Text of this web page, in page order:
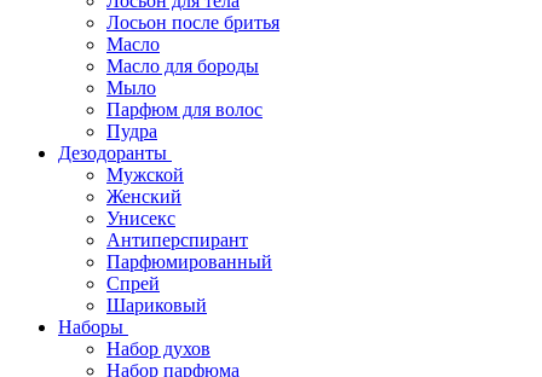
Лосьон после бритья
Масло
Масло для бороды
Мыло
Парфюм для волос
Пудра
Дезодоранты
Мужской
Женский
Унисекс
Антиперспирант
Парфюмированный
Спрей
Шариковый
Наборы
Набор духов
Набор парфюма